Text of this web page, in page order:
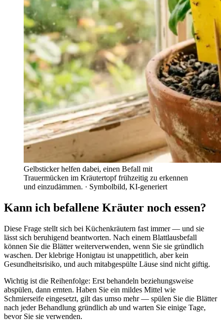
Gelbsticker helfen dabei, einen Befall mit
Trauermücken im Kräutertopf frühzeitig zu erkennen
und einzudämmen. · Symbolbild, KI-generiert
Kann ich befallene Kräuter noch essen?
Diese Frage stellt sich bei Küchenkräutern fast immer — und sie
lässt sich beruhigend beantworten. Nach einem Blattlausbefall
können Sie die Blätter weiterverwenden, wenn Sie sie gründlich
waschen. Der klebrige Honigtau ist unappetitlich, aber kein
Gesundheitsrisiko, und auch mitabgespülte Läuse sind nicht giftig.
Wichtig ist die Reihenfolge: Erst behandeln beziehungsweise
abspülen, dann ernten. Haben Sie ein mildes Mittel wie
Schmierseife eingesetzt, gilt das umso mehr — spülen Sie die Blätter
nach jeder Behandlung gründlich ab und warten Sie einige Tage,
bevor Sie sie verwenden.